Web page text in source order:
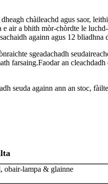
chàileachd agus saor,
e air a bhith mòr-chòrdte le
againn agus 12
sgeadachadh
farsaing.Faodar an
seuda againn ann an stoc,
obair-lampa & glainne